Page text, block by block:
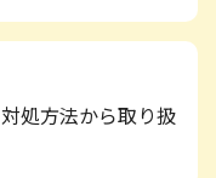
処方法から取り扱